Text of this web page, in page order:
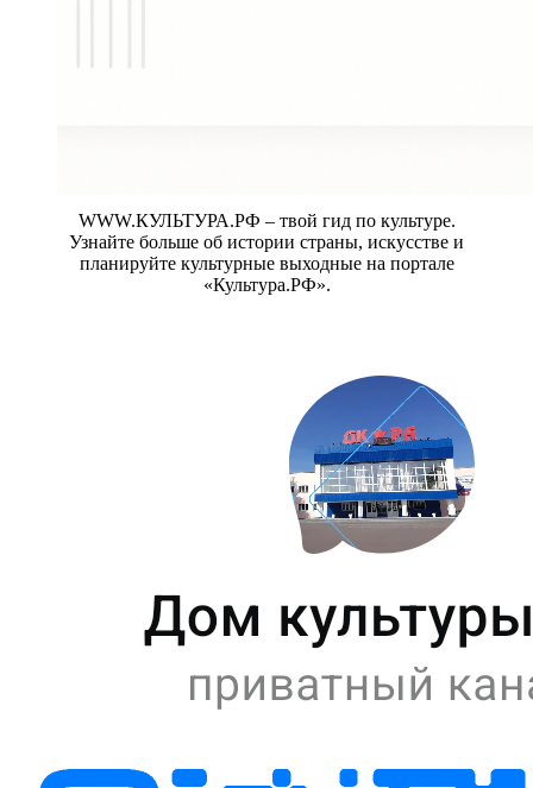
WWW.КУЛЬТУРА.РФ – твой гид по культуре.
Узнайте больше об истории страны, искусстве и
планируйте культурные выходные на портале
«Культура.РФ».